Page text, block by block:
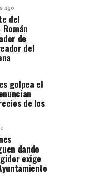
ago
del
de
del
golpea el
de los
dando
exige